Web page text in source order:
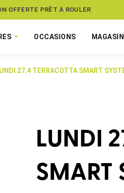
VOTRE VÉLO CONTRE LE VOL
OCCASIONS
27.4 TERRACOTTA SMART
LUNDI
SMART